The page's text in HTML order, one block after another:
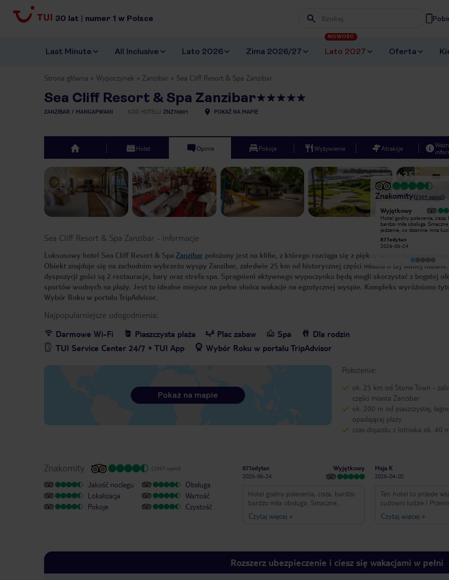
30 lat | numer 1 w Polsce Wpisz frazę, której szukasz
Last Minute All Inclusive Lato 2026 Zima 2026/27 Lato 2027
NOWOŚĆ
Oferta
Strona główna Wypoczynek Zanzibar Sea Cliff Resort & Spa Zanzibar
Sea Cliff Resort & Spa Zanzibar
ZANZIBAR MANGAPWANI KOD HOTELU ZNZ70001 POKAŻ NA MAPIE
top Hotel Opinie Pokoje Wyżywienie Atrakcje
+35
Znakomity(2301 opinii)
Wyjątkowy
Piękne i niezapomniane wschody
wspomnienia i pełne zadowolenie,
pyszne jedzenie, bardzo dużo
owoców morza i ryb, hotel spełnił
nasze wymagania 10/10
Wyjątkowy
Hotel godny polecenia, cisza,
bardzo miła obsługa. Smaczne
jedzenie, co dziennie inna
pomocni. Polecam wakacje w
hotelu jeszcze kiedyś tu
877edytan
2026-06-24
Sea Cliff Resort & Spa Zanzibar - informacje
Luksusowy hotel Sea Cliff Resort & Spa Zanzibar położony jest na klifie, z którego rozciąga się z piękny widok na Ocean
Obiekt znajduje się na zachodnim wybrzeżu wyspy Zanzibar, zaledwie 25 km od historycznej części miasta o tej samej
dyspozycji gości są 2 restauracje, bary oraz strefa spa. Spragnieni aktywnego wypoczynku będą mogli skorzystać z bogatej
sportów wodnych na plaży. Jest to idealne miejsce na pełne słońca wakacje na egzotycznej wyspie. Kompleks wyróżniono
Wybór Roku w portalu TripAdvisor.
Najpopularniejsze udogodnienia:
Darmowe Wi-Fi
Piaszczysta plaża Plac zabaw Spa
Dla rodzin
TUI Service Center 24/7 + TUI App
Wybór Roku w portalu TripAdvisor
Położenie:
ok. 25 km od Stone Town -
części miasta Zanzibar
ok. 200 m od piaszczystej,
opadającej plaży
czas dojazdu z lotniska ok. 40
Pokaż na mapie
Znakomity (2301 opinii)
Jakość noclegu
Lokalizacja
Pokoje
Obsługa
Wartość
Czystość
877edytan
2026-06-24
Wyjątkowy
Hotel godny polecenia, cisza, bardzo
bardzo miła obsługa. Smaczne
jedzenie, co dziennie inna kuchnia na
kolację. Wszyscy uśmiechnięci,
Czytaj więcej »
Maja K
2026-04-02
Ten hotel to przede
cudowni ludzie !
zapierający dech
można poczuć się jak w
odwiedzenie Zanzibaru
cudowną pogode
Czytaj więcej »
Rozszerz ubezpieczenie i ciesz się wakacjami w pełni